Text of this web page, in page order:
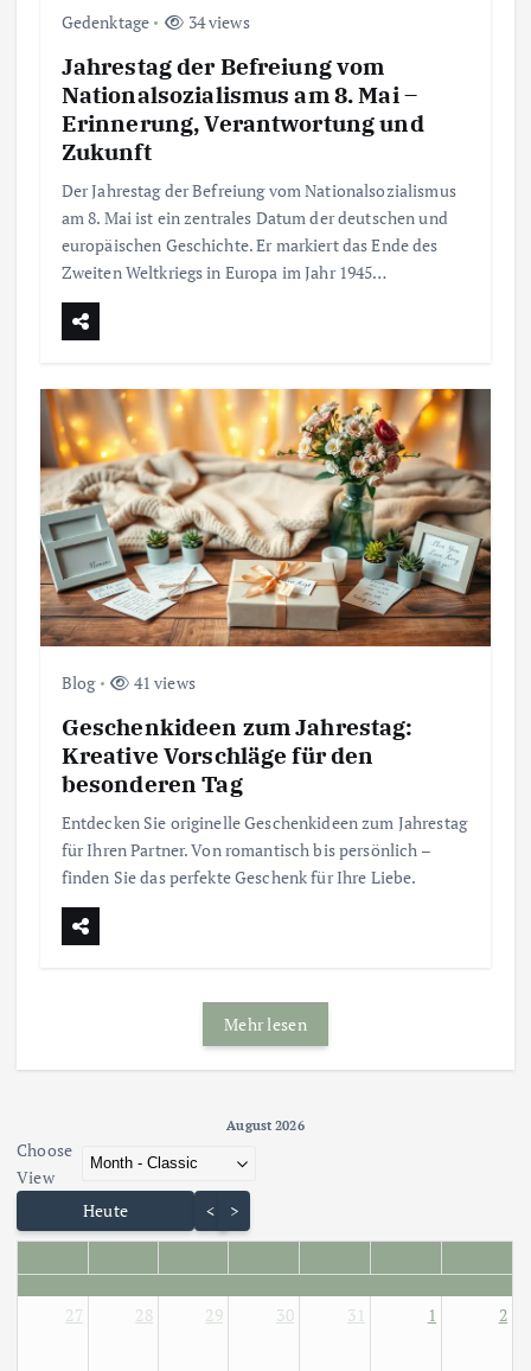
Gedenktage 34 views
Jahrestag der Befreiung vom
Nationalsozialismus am 8. Mai –
Erinnerung, Verantwortung und
Zukunft
Der Jahrestag der Befreiung vom Nationalsozialismus
am 8. Mai ist ein zentrales Datum der deutschen und
europäischen Geschichte. Er markiert das Ende des
Zweiten Weltkriegs in Europa im Jahr 1945…
Blog 41 views
Geschenkideen zum Jahrestag:
Kreative Vorschläge für den
besonderen Tag
Entdecken Sie originelle Geschenkideen zum Jahrestag
für Ihren Partner. Von romantisch bis persönlich –
finden Sie das perfekte Geschenk für Ihre Liebe.
Mehr lesen
Skip Calendar
August 2026 - current view is dayGridMonth
August 2026
Choose
View
Heute
< >
27 28 29 30 31 1 2